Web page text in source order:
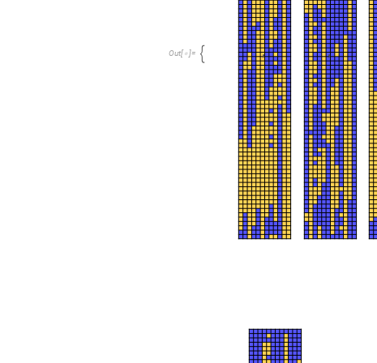
Out[  ]=  , ,